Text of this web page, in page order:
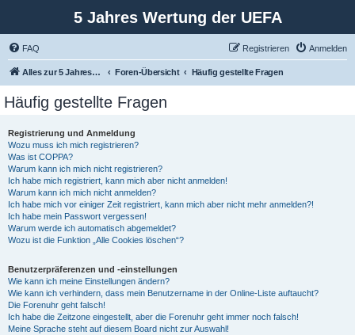
5 Jahres Wertung der UEFA
FAQ Anmelden
Registrieren
Alles zur 5 Jahreswertung / Tabelle der UEFA mit vielen Statistiken. Foren-Übersicht Häufig gestellte Fragen
Häufig gestellte Fragen
Registrierung und Anmeldung
Wozu muss ich mich registrieren?
Was ist COPPA?
Warum kann ich mich nicht registrieren?
Ich habe mich registriert, kann mich aber nicht anmelden!
Warum kann ich mich nicht anmelden?
Ich habe mich vor einiger Zeit registriert, kann mich aber nicht mehr anmelden?!
Ich habe mein Passwort vergessen!
Warum werde ich automatisch abgemeldet?
Wozu ist die Funktion „Alle Cookies löschen“?
Benutzerpräferenzen und -einstellungen
Wie kann ich meine Einstellungen ändern?
Wie kann ich verhindern, dass mein Benutzername in der Online-Liste auftaucht?
Die Forenuhr geht falsch!
Ich habe die Zeitzone eingestellt, aber die Forenuhr geht immer noch falsch!
Meine Sprache steht auf diesem Board nicht zur Auswahl!